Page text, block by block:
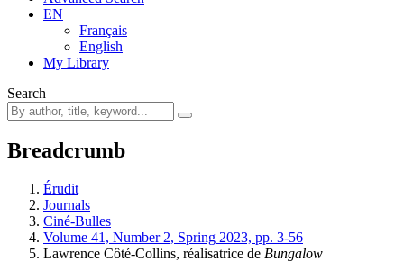
EN
Français
English
My Library
Search
Breadcrumb
Érudit
Journals
Ciné-Bulles
Volume 41, Number 2, Spring 2023, pp. 3-56
Lawrence Côté-Collins, réalisatrice de Bungalow